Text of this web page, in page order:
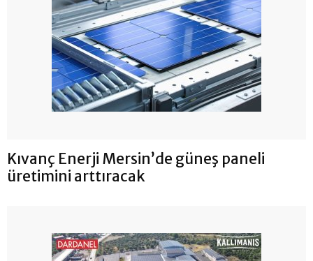
Kıvanç Enerji Mersin’de güneş paneli
üretimini arttıracak